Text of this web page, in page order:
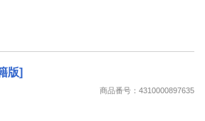
版]
商品番号：4310000897635